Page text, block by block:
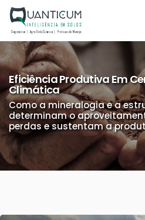
Eficiência Produtiva Em
Climática
Como a mineralogia e a
determinam o
perdas e sustentam a